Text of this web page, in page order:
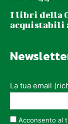
I libri della
acquistabili
La tua email
Acconsento al